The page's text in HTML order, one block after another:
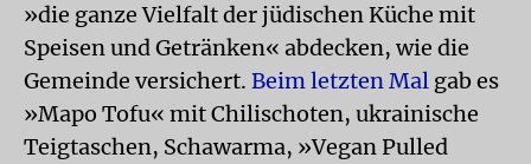
»die ganze Vielfalt der jüdischen Küche mit
Speisen und Getränken« abdecken, wie die
Gemeinde versichert. Beim letzten Mal gab es
»Mapo Tofu« mit Chilischoten, ukrainische
Teigtaschen, Schawarma, »Vegan Pulled